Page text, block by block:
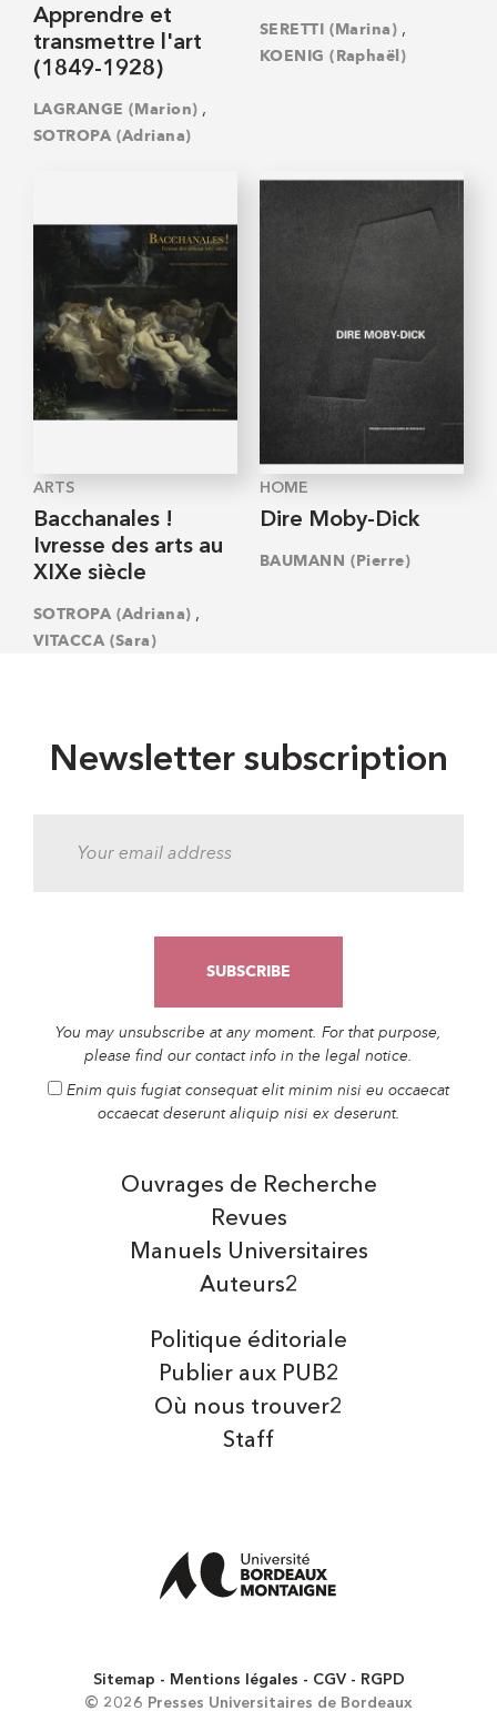
Apprendre et
transmettre l'art
(1849-1928)
LAGRANGE (Marion) ,
SOTROPA (Adriana)
SERETTI (Marina) ,
KOENIG (Raphaël)
ARTS
Bacchanales !
Ivresse des arts au
XIXe siècle
SOTROPA (Adriana) ,
VITACCA (Sara)
HOME
Dire Moby-Dick
BAUMANN (Pierre)
Newsletter subscription
You may unsubscribe at any moment. For that purpose,
please find our contact info in the legal notice.
Enim quis fugiat consequat elit minim nisi eu occaecat
occaecat deserunt aliquip nisi ex deserunt.
Auteurs2
Manuels Universitaires
Ouvrages de Recherche
Revues
Politique éditoriale
Publier aux PUB2
Où nous trouver2
Staff
Sitemap Mentions légales CGV
RGPD
© 2026 Presses Universitaires de Bordeaux